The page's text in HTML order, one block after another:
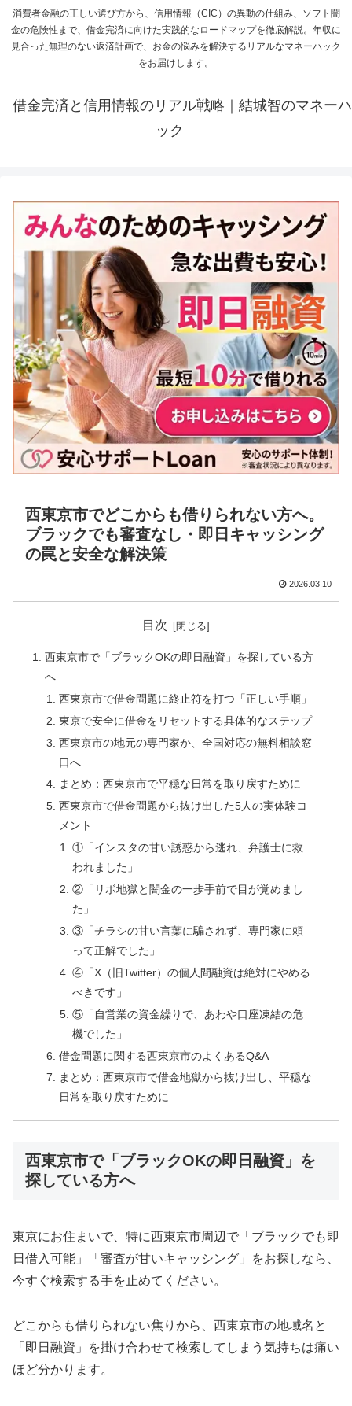
消費者金融の正しい選び方から、信用情報（CIC）の異動の仕組み、ソフト闇
金の危険性まで、借金完済に向けた実践的なロードマップを徹底解説。年収に
見合った無理のない返済計画で、お金の悩みを解決するリアルなマネーハック
をお届けします。
借金完済と信用情報のリアル戦略｜結城智のマネーハ
ック
西東京市でどこからも借りられない方へ。
ブラックでも審査なし・即日キャッシング
の罠と安全な解決策
2026.03.10
目次
西東京市で「ブラックOKの即日融資」を探している方
へ
西東京市で借金問題に終止符を打つ「正しい手順」
東京で安全に借金をリセットする具体的なステップ
西東京市の地元の専門家か、全国対応の無料相談窓
口へ
まとめ：西東京市で平穏な日常を取り戻すために
西東京市で借金問題から抜け出した5人の実体験コ
メント
①「インスタの甘い誘惑から逃れ、弁護士に救
われました」
②「リボ地獄と闇金の一歩手前で目が覚めまし
た」
③「チラシの甘い言葉に騙されず、専門家に頼
って正解でした」
④「X（旧Twitter）の個人間融資は絶対にやめる
べきです」
⑤「自営業の資金繰りで、あわや口座凍結の危
機でした」
借金問題に関する西東京市のよくあるQ&A
まとめ：西東京市で借金地獄から抜け出し、平穏な
日常を取り戻すために
西東京市で「ブラックOKの即日融資」を
探している方へ
東京にお住まいで、特に西東京市周辺で「ブラックでも即
日借入可能」「審査が甘いキャッシング」をお探しなら、
今すぐ検索する手を止めてください。
どこからも借りられない焦りから、西東京市の地域名と
「即日融資」を掛け合わせて検索してしまう気持ちは痛い
ほど分かります。